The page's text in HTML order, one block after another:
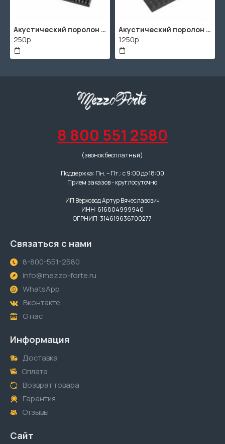
Акустический поролон "Пирамида" / 480x480х30мм / Темно-серый
250р.
Акустический поролон "Пирамида" / 2000х1000мм
1250р.
8 800 551 2580
(звонок бесплатный)
Поддержка: Пн. – Пт.: с 9:00 до 18:00
Прием заказов - круглосуточно
ИП Верховод Артур Вячеславович
ИНН: 616804999940
ОГРНИП: 314619636700277
Связаться с нами
8-800-551-2580
info@mezzo-forte.ru
WhatsApp
Вконтакте
О нас
Информация
Доставка
Оплата
Возврат товара
Гарантия
Отзывы
Сайт